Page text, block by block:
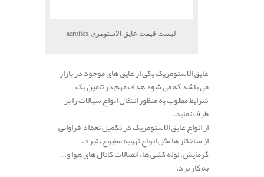
لیست قیمت عایق الاستومری aeroflex
عایق الاستومریک یکی از عایق های موجود در بازار
می باشد که می شود هدف مهم در تامین یک
شرایط مطلوب به منظور انتقال انواع سیالات را بر
طرف نماید.
از انواع عایق الاستومریک در تکمیل تعداد فراوانی
از ساختار ها مثل انواع تهویه مطبوع،تبرد،
گرمایش، لوله کشی ها، اتصالات کانال های هوا و…
به کار برد.